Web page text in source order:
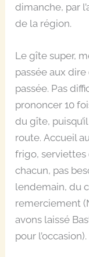
dimanche, par
de la région.
Le gîte super,
passée aux
passée. Pas
prononcer 10
du gîte,
route. Accueil
frigo,
chacun, pas
lendemain, du
remerciement
avons laissé
pour l’occasion).